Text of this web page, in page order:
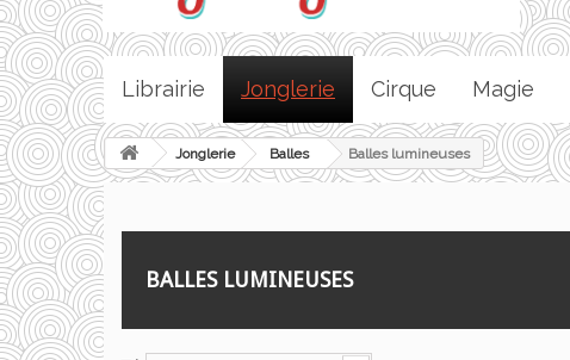
Librairie Jonglerie Cirque Magie
Jonglerie Balles Balles lumineuses
BALLES LUMINEUSES